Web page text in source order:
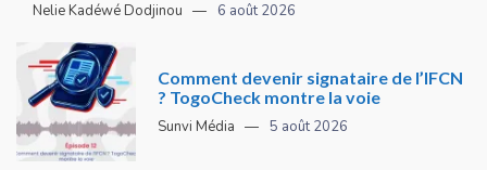
Nelie Kadéwé Dodjinou 6 août 2026
Comment devenir signataire de l’IFCN
? TogoCheck montre la voie
Sunvi Média 5 août 2026